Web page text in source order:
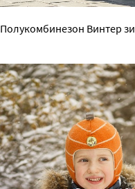
Полукомбинезон Винтер